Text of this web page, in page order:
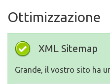
Ottimizzazione
XML Sitemap
Grande, il vostro sito ha